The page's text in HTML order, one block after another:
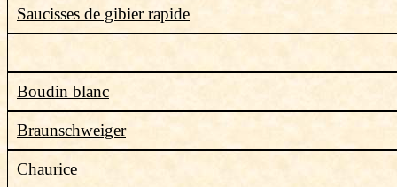
Saucisses de gibier rapide
Boudin blanc
Braunschweiger
Chaurice